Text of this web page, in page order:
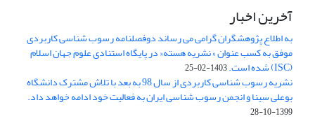
آخرین اخبار
به اطلاع پژوهشگران گرامی می رساند دوفصلنامه رسوب شناسی کاربردی
موفق به کسب عنوان » نشریه هسته« در پایگاه استنادی علوم جهان اسلام
(ISC) شده است. 1403-02-25
نشریه رسوب شناسی کاربردی از سال 98 به بعد با تلاش مشترک دانشگاه
بوعلی سینا و انجمن رسوب شناسی ایران به فعالیت خود ادامه خواهد داد.
1399-10-28